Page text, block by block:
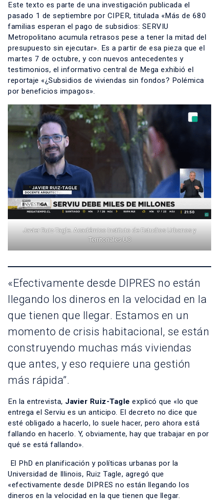
Este texto es parte de una investigación publicada el
pasado 1 de septiembre por CIPER, titulada «Más de 680
familias esperan el pago de subsidios: SERVIU
Metropolitano acumula retrasos pese a tener la mitad del
presupuesto sin ejecutar». Es a partir de esa pieza que el
martes 7 de octubre, y con nuevos antecedentes y
testimonios, el informativo central de Mega exhibió el
reportaje «¿Subsidios de viviendas sin fondos? Polémica
por beneficios impagos».
Javier Ruiz-Tagle. Académico Instituto de Estudios Urbanos y
Territoriales UC
«Efectivamente desde DIPRES no están
llegando los dineros en la velocidad en la
que tienen que llegar. Estamos en un
momento de crisis habitacional, se están
construyendo muchas más viviendas
que antes, y eso requiere una gestión
más rápida”.
En la entrevista, Javier Ruiz-Tagle explicó que «lo que
entrega el Serviu es un anticipo. El decreto no dice que
esté obligado a hacerlo, lo suele hacer, pero ahora está
fallando en hacerlo. Y, obviamente, hay que trabajar en por
qué se está fallando».
El PhD en planificación y políticas urbanas por la
Universidad de Illinois, Ruiz Tagle, agregó que
«efectivamente desde DIPRES no están llegando los
dineros en la velocidad en la que tienen que llegar.